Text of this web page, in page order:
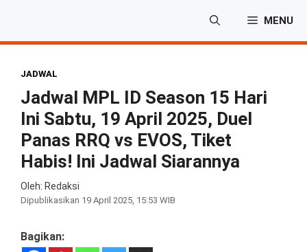
isi
MENU
JADWAL
Jadwal MPL ID Season 15 Hari
Ini Sabtu, 19 April 2025, Duel
Panas RRQ vs EVOS, Tiket
Habis! Ini Jadwal Siarannya
Oleh: Redaksi
Dipublikasikan 19 April 2025, 15:53 WIB
Bagikan: